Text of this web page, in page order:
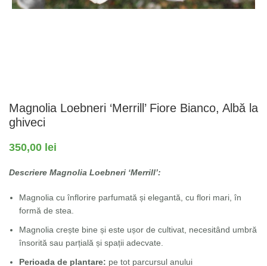
Magnolia Loebneri ‘Merrill’ Fiore Bianco, Albă la
ghiveci
350,00 lei
Descriere Magnolia Loebneri ‘Merrill’:
Magnolia cu înflorire parfumată și elegantă, cu flori mari, în
formă de stea.
Magnolia crește bine și este ușor de cultivat, necesitând umbră
însorită sau parțială și spații adecvate.
Perioada de plantare: pe tot parcursul anului